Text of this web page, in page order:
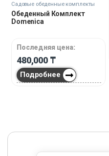
Садовые обеденные комплекты
Обеденный Комплект
Domenica
Последняя цена:
480,000 ₸
Подробнее